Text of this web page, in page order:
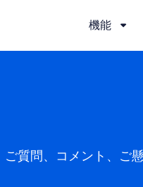
機能
ご質問、コメント、ご